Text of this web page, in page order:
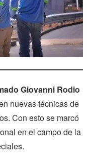
Giovanni Rodio
nuevas técnicas de
Con esto se marcó
en el campo de la